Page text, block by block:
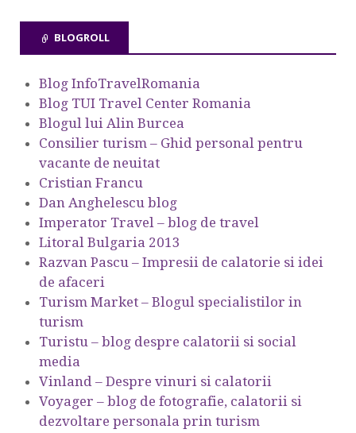
BLOGROLL
Blog InfoTravelRomania
Blog TUI Travel Center Romania
Blogul lui Alin Burcea
Consilier turism – Ghid personal pentru
vacante de neuitat
Cristian Francu
Dan Anghelescu blog
Imperator Travel – blog de travel
Litoral Bulgaria 2013
Razvan Pascu – Impresii de calatorie si idei
de afaceri
Turism Market – Blogul specialistilor in
turism
Turistu – blog despre calatorii si social
media
Vinland – Despre vinuri si calatorii
Voyager – blog de fotografie, calatorii si
dezvoltare personala prin turism